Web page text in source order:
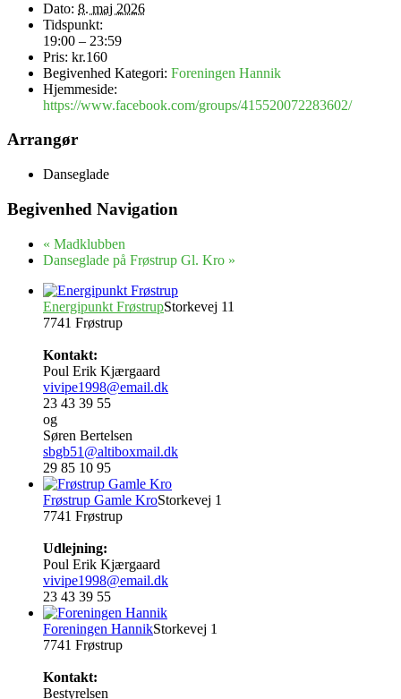
Dato: 8. maj 2026
Tidspunkt:
19:00 – 23:59
Pris: kr.160
Begivenhed Kategori: Foreningen Hannik
Hjemmeside:
https://www.facebook.com/groups/415520072283602/
Arrangør
Danseglade
Begivenhed Navigation
« Madklubben
Danseglade på Frøstrup Gl. Kro »
Energipunkt FrøstrupStorkevej 11
7741 Frøstrup
Kontakt:
Poul Erik Kjærgaard
vivipe1998@email.dk
23 43 39 55
og
Søren Bertelsen
sbgb51@altiboxmail.dk
29 85 10 95
Frøstrup Gamle KroStorkevej 1
7741 Frøstrup
Udlejning:
Poul Erik Kjærgaard
vivipe1998@email.dk
23 43 39 55
Foreningen HannikStorkevej 1
7741 Frøstrup
Kontakt:
Bestyrelsen